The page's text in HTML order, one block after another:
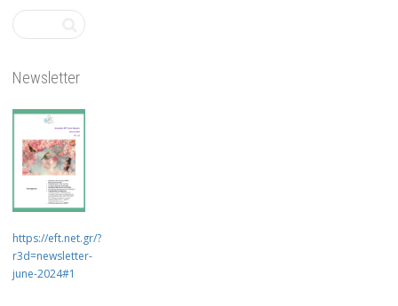
Newsletter
https://eft.net.gr/?
r3d=newsletter-
june-2024#1